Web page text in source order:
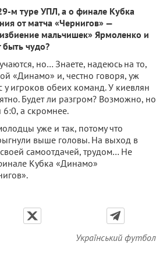
м туре УПЛ, а о финале Кубка
от матча «Чернигов» —
мальчишек» Ярмоленко и
чудо?
но… Знаете, надеюсь на то,
«Динамо» и, честно говоря, уж
игроков обеих команд. У киевлян
Будет ли разгром? Возможно, но
а скромнее.
уже и так, потому что
выше головы. На выход в
самоотдачей, трудом… Не
Кубка «Динамо»
Український футбол